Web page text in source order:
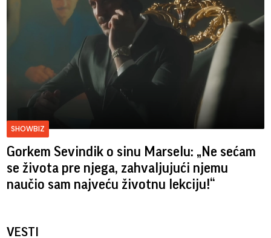
SHOWBIZ
Gorkem Sevindik o sinu Marselu: „Ne sećam
se života pre njega, zahvaljujući njemu
naučio sam najveću životnu lekciju!“
VESTI